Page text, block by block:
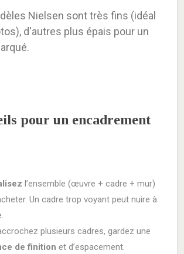
Nielsen sont très fins (idéal
d'autres plus épais pour un
pour un encadrement
l’ensemble (œuvre + cadre + mur)
Un cadre trop voyant peut nuire à
plusieurs cadres, gardez une
de finition et d’espacement.